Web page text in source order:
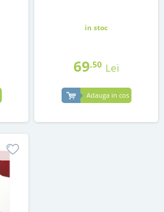
in stoc
69,50 Lei
Adauga in cos